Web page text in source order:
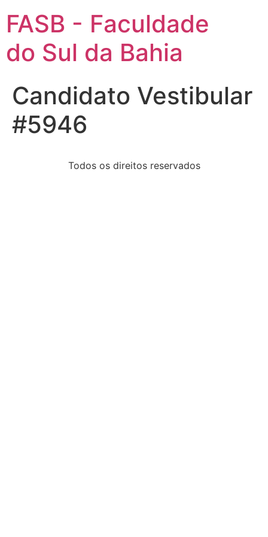
FASB - Faculdade
do Sul da Bahia
Candidato Vestibular
#5946
Todos os direitos reservados